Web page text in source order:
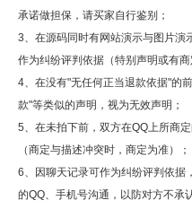
承诺做担保，请买家自行鉴别；
3、在源码同时有网站演示与图片演
作为纠纷评判依据（特别声明或有商
4、在没有"无任何正当退款依据"的
款"等类似的声明，视为无效声明；
5、在未拍下前，双方在QQ上所商
（商定与描述冲突时，商定为准）；
6、因聊天记录可作为纠纷评判依据
的QQ、手机号沟通，以防对方不承